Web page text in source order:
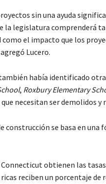
sin una ayuda
la legislatura comprenderá
el impacto que los
Lucero.
había identificado
, Roxbury Elementary
necesitan ser demolidos y
se basa en una
obtienen las
reciben un porcentaje de